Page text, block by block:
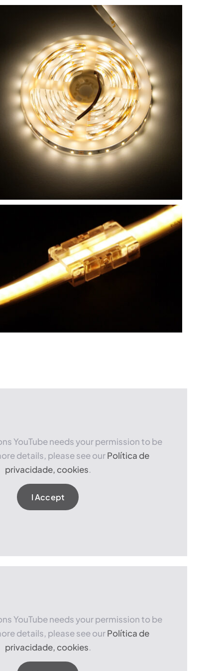
YouTube needs your permission to be
details, please see ourPolítica de
privacidade, cookies.
I Accept
YouTube needs your permission to be
details, please see ourPolítica de
privacidade, cookies.